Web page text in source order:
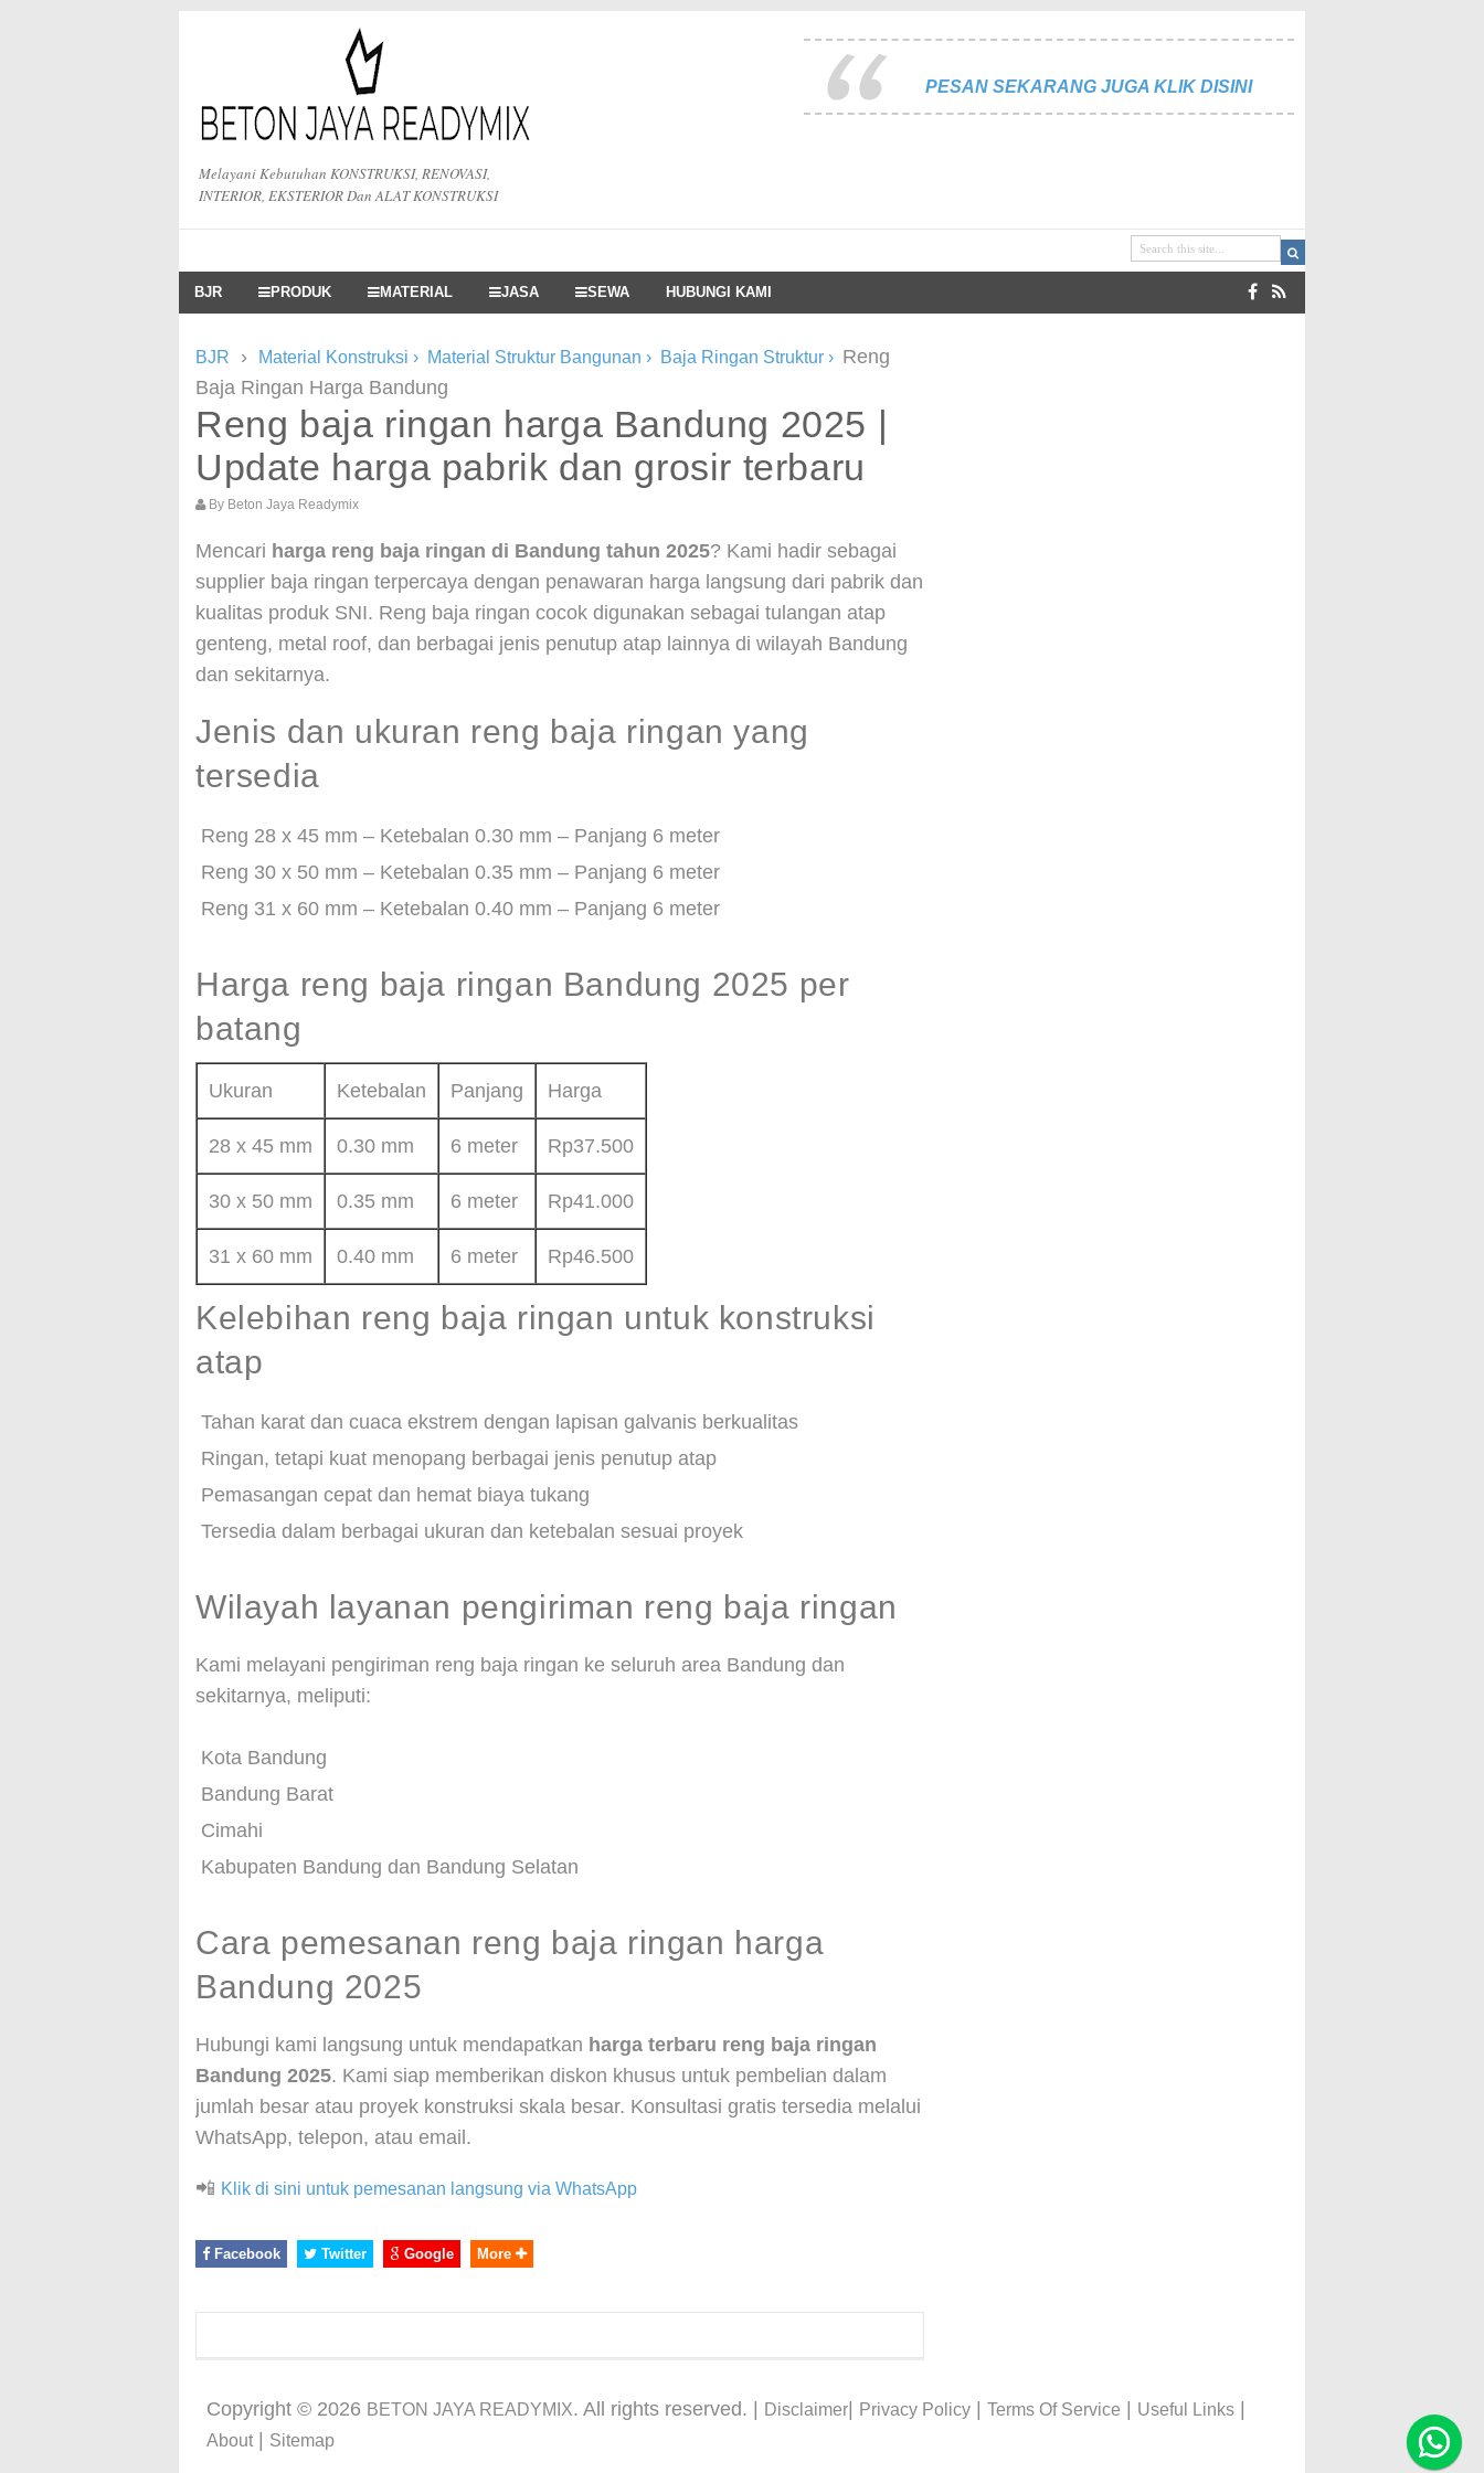
Melayani Kebutuhan KONSTRUKSI, RENOVASI,
INTERIOR, EKSTERIOR Dan ALAT KONSTRUKSI
PESAN SEKARANG JUGA KLIK DISINI
BJR PRODUK MATERIAL JASA SEWA HUBUNGI KAMI
BJR › Material Konstruksi › Material Struktur Bangunan › Baja Ringan Struktur › Reng
Baja Ringan Harga Bandung
Reng baja ringan harga Bandung 2025 |
Update harga pabrik dan grosir terbaru
By Beton Jaya Readymix
Mencari harga reng baja ringan di Bandung tahun 2025? Kami hadir sebagai
supplier baja ringan terpercaya dengan penawaran harga langsung dari pabrik dan
kualitas produk SNI. Reng baja ringan cocok digunakan sebagai tulangan atap
genteng, metal roof, dan berbagai jenis penutup atap lainnya di wilayah Bandung
dan sekitarnya.
Jenis dan ukuran reng baja ringan yang
tersedia
Reng 28 x 45 mm – Ketebalan 0.30 mm – Panjang 6 meter
Reng 30 x 50 mm – Ketebalan 0.35 mm – Panjang 6 meter
Reng 31 x 60 mm – Ketebalan 0.40 mm – Panjang 6 meter
Harga reng baja ringan Bandung 2025 per
batang
Ukuran Ketebalan Panjang Harga
28 x 45 mm 0.30 mm 6 meter Rp37.500
30 x 50 mm 0.35 mm 6 meter Rp41.000
31 x 60 mm 0.40 mm 6 meter Rp46.500
Kelebihan reng baja ringan untuk konstruksi
atap
Tahan karat dan cuaca ekstrem dengan lapisan galvanis berkualitas
Ringan, tetapi kuat menopang berbagai jenis penutup atap
Pemasangan cepat dan hemat biaya tukang
Tersedia dalam berbagai ukuran dan ketebalan sesuai proyek
Wilayah layanan pengiriman reng baja ringan
Kami melayani pengiriman reng baja ringan ke seluruh area Bandung dan
sekitarnya, meliputi:
Kota Bandung
Bandung Barat
Cimahi
Kabupaten Bandung dan Bandung Selatan
Cara pemesanan reng baja ringan harga
Bandung 2025
Hubungi kami langsung untuk mendapatkan harga terbaru reng baja ringan
Bandung 2025. Kami siap memberikan diskon khusus untuk pembelian dalam
jumlah besar atau proyek konstruksi skala besar. Konsultasi gratis tersedia melalui
WhatsApp, telepon, atau email.
📲 Klik di sini untuk pemesanan langsung via WhatsApp
Facebook Twitter Google More
Copyright © 2026 BETON JAYA READYMIX. All rights reserved. | Disclaimer Privacy Policy Terms Of Service Useful Links
About| Sitemap